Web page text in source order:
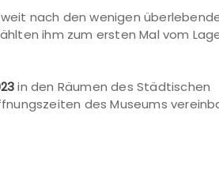
nach den wenigen
ihm zum ersten Mal vom
in den Räumen des Städtischen
des Museums